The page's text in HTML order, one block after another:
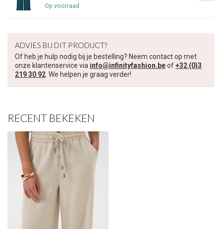
Op voorraad
ADVIES BIJ DIT PRODUCT?
Of heb je hulp nodig bij je bestelling? Neem contact op met
onze klantenservice via info@infinityfashion.beof+32 (0)3
219 30 92. We helpen je graag verder!
RECENT BEKEKEN
Schrijf je in voor onze nieuwsbrief om op de hoogte te blijven
over onze nieuwe collectie, en ontvang
op je
Je korting is geldig bij een minimale bestelwaarde van €45,00